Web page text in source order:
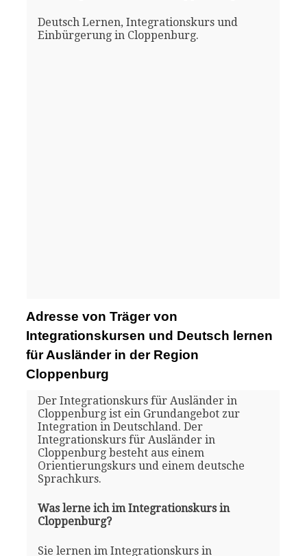
Deutsch Lernen, Integrationskurs und
Einbürgerung in Cloppenburg.
Adresse von Träger von
Integrationskursen und Deutsch lernen
für Ausländer in der Region
Cloppenburg
Der Integrationskurs für Ausländer in
Cloppenburg ist ein Grundangebot zur
Integration in Deutschland. Der
Integrationskurs für Ausländer in
Cloppenburg besteht aus einem
Orientierungskurs und einem deutsche
Sprachkurs.
Was lerne ich im Integrationskurs in
Cloppenburg?
Sie lernen im Integrationskurs in